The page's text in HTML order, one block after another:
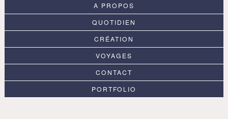
A PROPOS
QUOTIDIEN
CRÉATION
VOYAGES
CONTACT
PORTFOLIO